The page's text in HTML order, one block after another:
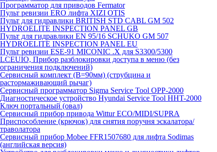
Программатор для приводов Fermator
Пульт ревизии ERO лифта XIZI OTIS
Пульт для гидравлики BRITISH STD CABL GM 502
HYDROELITE INSPECTION PANEL GB
Пульт для гидравлики EN 95/16 SCHUKO GM 507
HYDROELITE INSPECTION PANEL EU
Пульт ревизии ESE-91 MICONIC .X для S3300/5300
LCEUIO, Прибор разблокировки доступа в меню (без
ограничения подключений)
Сервисный комплект (В=90мм) (струбцина и
растормаживающий рычаг)
Сервисный программатор Sigma Service Tool OPP-2000
Диагностическое устройство Hyundai Service Tool HHT-2000
Ключ портальный (овал)
Сервисный прибор привода Wittur ECO/MIDI/SUPRA
Приспособление (крючок) для снятия поручня эскалатора/
траволатора
Сервисный прибор Mobee FFR1507680 для лифта Sodimas
(английская версия)